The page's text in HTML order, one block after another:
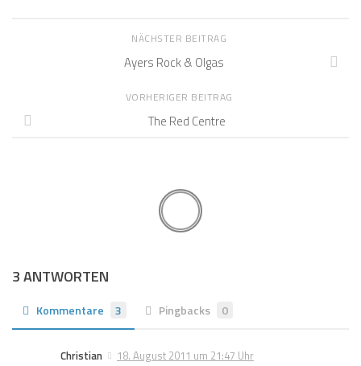
NÄCHSTER BEITRAG
Ayers Rock & Olgas
VORHERIGER BEITRAG
The Red Centre
3 ANTWORTEN
Kommentare 3 Pingbacks 0
Christian 18. August 2011 um 21:47 Uhr